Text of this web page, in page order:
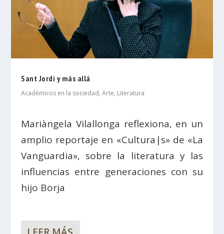
Sant Jordi y más allá
Académicos en la sociedad,Arte, Literatura
Mariàngela Vilallonga reflexiona, en un
amplio reportaje en «Cultura|s» de «La
Vanguardia», sobre la literatura y las
influencias entre generaciones con su
hijo Borja